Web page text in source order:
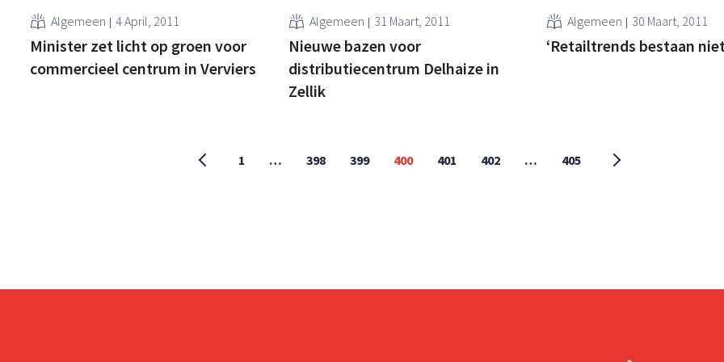
Algemeen 4 April, 2011
Minister zet licht op groen voor
commercieel centrum in Verviers
Algemeen 31 Maart, 2011
Nieuwe bazen voor
distributiecentrum Delhaize in
Zellik
Algemeen 30 Maart, 2011
‘Retailtrends bestaan
1 … 398 399 400 401 402 … 405